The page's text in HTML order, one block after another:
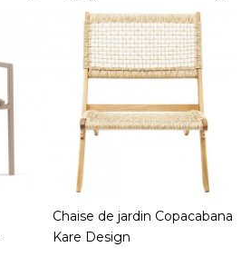
Chaise de jardin Copacabana
Kare Design